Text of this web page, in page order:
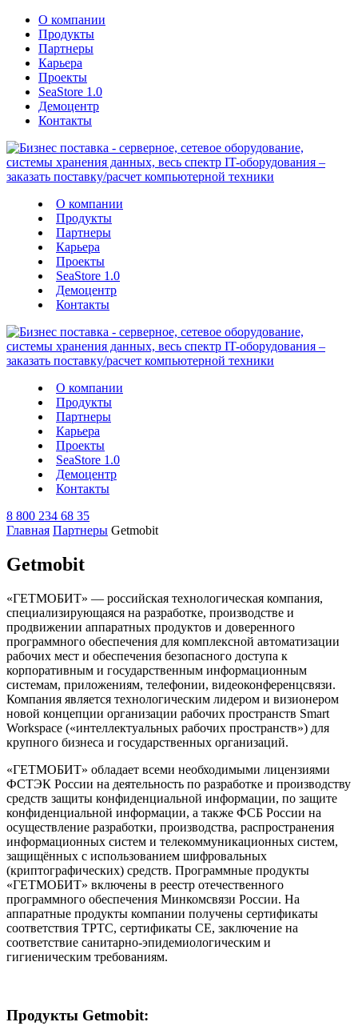
О компании
Продукты
Партнеры
Карьера
Проекты
SeaStore 1.0
Демоцентр
Контакты
О компании
Продукты
Партнеры
Карьера
Проекты
SeaStore 1.0
Демоцентр
Контакты
О компании
Продукты
Партнеры
Карьера
Проекты
SeaStore 1.0
Демоцентр
Контакты
8 800 234 68 35
Главная Партнеры Getmobit
Getmobit
«ГЕТМОБИТ» — российская технологическая компания,
специализирующаяся на разработке, производстве и
продвижении аппаратных продуктов и доверенного
программного обеспечения для комплексной автоматизации
рабочих мест и обеспечения безопасного доступа к
корпоративным и государственным информационным
системам, приложениям, телефонии, видеоконференцсвязи.
Компания является технологическим лидером и визионером
новой концепции организации рабочих пространств Smart
Workspace («интеллектуальных рабочих пространств») для
крупного бизнеса и государственных организаций.
«ГЕТМОБИТ» обладает всеми необходимыми лицензиями
ФСТЭК России на деятельность по разработке и производству
средств защиты конфиденциальной информации, по защите
конфиденциальной информации, а также ФСБ России на
осуществление разработки, производства, распространения
информационных систем и телекоммуникационных систем,
защищённых с использованием шифровальных
(криптографических) средств. Программные продукты
«ГЕТМОБИТ» включены в реестр отечественного
программного обеспечения Минкомсвязи России. На
аппаратные продукты компании получены сертификаты
соответствия ТРТС, сертификаты CE, заключение на
соответствие санитарно-эпидемиологическим и
гигиеническим требованиям.
Продукты Getmobit: